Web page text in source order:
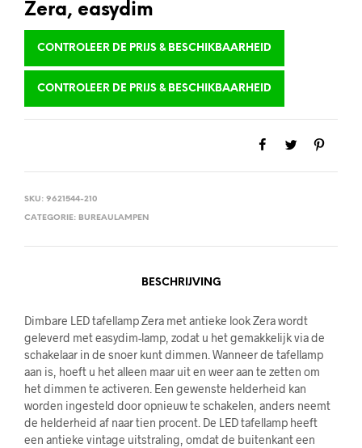
Zera, easydim
CONTROLEER DE PRIJS & BESCHIKBAARHEID
CONTROLEER DE PRIJS & BESCHIKBAARHEID
SKU: 9621544-210
CATEGORIE: BUREAULAMPEN
BESCHRIJVING
Dimbare LED tafellamp Zera met antieke look Zera wordt
geleverd met easydim-lamp, zodat u het gemakkelijk via de
schakelaar in de snoer kunt dimmen. Wanneer de tafellamp
aan is, hoeft u het alleen maar uit en weer aan te zetten om
het dimmen te activeren. Een gewenste helderheid kan
worden ingesteld door opnieuw te schakelen, anders neemt
de helderheid af naar tien procent. De LED tafellamp heeft
een antieke vintage uitstraling, omdat de buitenkant een